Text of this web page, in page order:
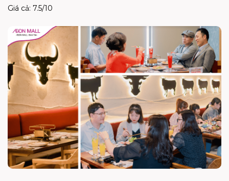
Giá cả: 7.5/10